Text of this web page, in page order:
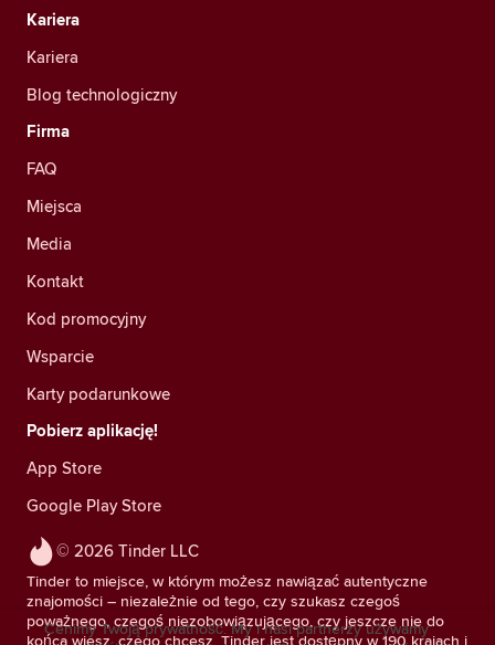
© 2026 Tinder LLC
Tinder to miejsce, w którym możesz nawiązać autentyczne
znajomości – niezależnie od tego, czy szukasz czegoś
poważnego, czegoś niezobowiązującego, czy jeszcze nie do
końca wiesz, czego chcesz. Tinder jest dostępny w 190 krajach i
Kariera
Kariera
Blog technologiczny
Firma
FAQ
Miejsca
Media
Kontakt
Kod promocyjny
Wsparcie
Karty podarunkowe
Pobierz aplikację!
App Store
Google Play Store
Cenimy Twoją prywatność. My i nasi partnerzy używamy